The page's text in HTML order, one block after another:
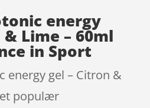
energy
Lime – 60ml
in Sport
energy gel – Citron &
populær